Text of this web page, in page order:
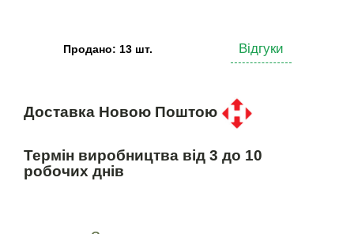
Продано: 13 шт. Відгуки
Доставка Новою Поштою
Термін виробництва від 3 до 10
робочих днів